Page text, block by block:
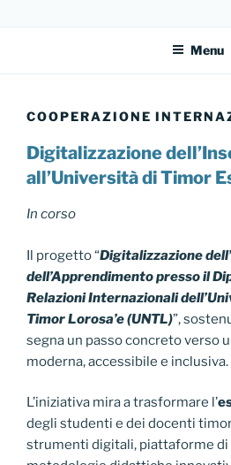
al DIRITTO AL
Menu
COOPERAZIONE
Digitalizzazione
all’Università di Timor
In corso
Il progetto “Digitalizzazione
dell’Apprendimento presso il
Relazioni Internazionali
Timor Lorosa’e (UNTL)”,
segna un passo concreto verso
moderna, accessibile e inclusiva.
L’iniziativa mira a trasformare l’
degli studenti e dei docenti
strumenti digitali, piattaforme di